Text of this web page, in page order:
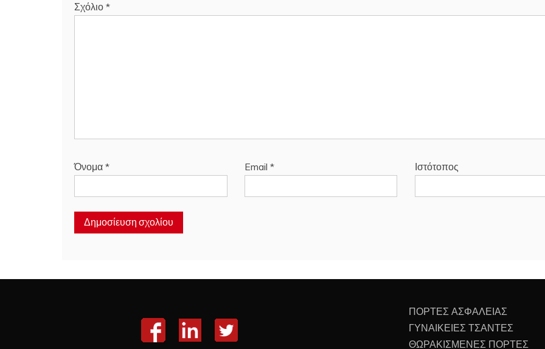
Σχόλιο *
Όνομα * Email * Ιστότοπος
ΠΟΡΤΕΣ ΑΣΦΑΛΕΙΑΣ
ΓΥΝΑΙΚΕΙΕΣ ΤΣΑΝΤΕΣ
ΘΩΡΑΚΙΣΜΕΝΕΣ ΠΟΡΤΕΣ